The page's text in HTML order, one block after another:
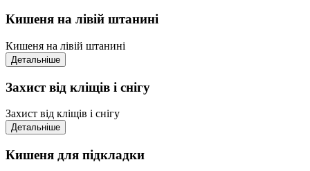
Кишеня на лівій штанині
Кишеня на лівій штанині
Детальніше
Захист від кліщів і снігу
Захист від кліщів і снігу
Детальніше
Кишеня для підкладки